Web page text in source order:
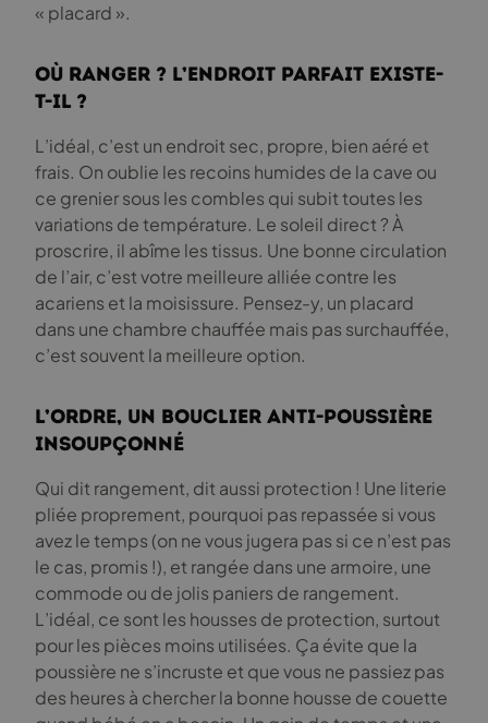
« placard ».
Où ranger ? L’endroit parfait existe-
t-il ?
L’idéal, c’est un endroit sec, propre, bien aéré et
frais. On oublie les recoins humides de la cave ou
ce grenier sous les combles qui subit toutes les
variations de température. Le soleil direct ? À
proscrire, il abîme les tissus. Une bonne circulation
de l’air, c’est votre meilleure alliée contre les
acariens et la moisissure. Pensez-y, un placard
dans une chambre chauffée mais pas surchauffée,
c’est souvent la meilleure option.
L’ordre, un bouclier anti-poussière
insoupçonné
Qui dit rangement, dit aussi protection ! Une literie
pliée proprement, pourquoi pas repassée si vous
avez le temps (on ne vous jugera pas si ce n’est pas
le cas, promis !), et rangée dans une armoire, une
commode ou de jolis paniers de rangement.
L’idéal, ce sont les housses de protection, surtout
pour les pièces moins utilisées. Ça évite que la
poussière ne s’incruste et que vous ne passiez pas
des heures à chercher la bonne housse de couette